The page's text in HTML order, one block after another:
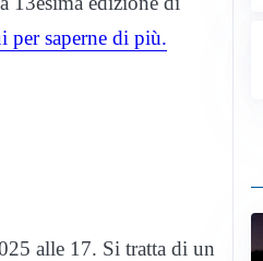
per saperne di più.
alle 17. Si tratta di un